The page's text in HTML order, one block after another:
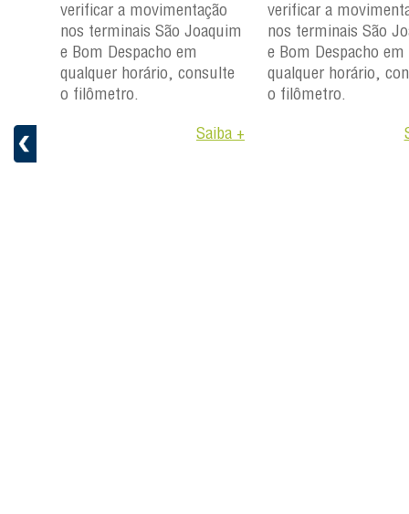
+
verificar a movimentação
nos terminais São Joaquim
e Bom Despacho em
qualquer horário, consulte
o filômetro.
Saiba +
verificar a
nos terminais São
e Bom Despacho em
qualquer horário,
o filômetro.